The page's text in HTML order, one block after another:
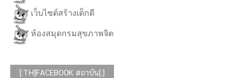
เว็บไซต์สร้างเด็กดี
ห้องสมุดกรมสุขภาพจิต
[:TH]FACEBOOK สถาบัน[:]